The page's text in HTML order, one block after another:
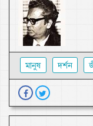
মানুষ দর্শন